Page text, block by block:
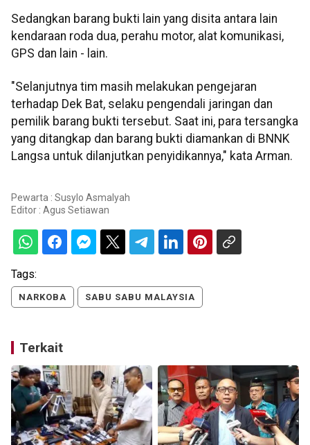
Sedangkan barang bukti lain yang disita antara lain
kendaraan roda dua, perahu motor, alat komunikasi,
GPS dan lain - lain.
"Selanjutnya tim masih melakukan pengejaran
terhadap Dek Bat, selaku pengendali jaringan dan
pemilik barang bukti tersebut. Saat ini, para tersangka
yang ditangkap dan barang bukti diamankan di BNNK
Langsa untuk dilanjutkan penyidikannya," kata Arman.
Pewarta : Susylo Asmalyah
Editor : Agus Setiawan
Tags:
NARKOBA SABU SABU MALAYSIA
Terkait